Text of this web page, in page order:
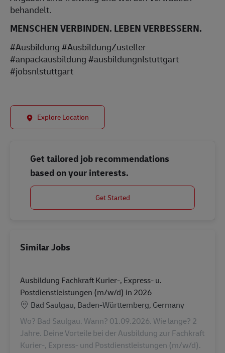
behandelt.
MENSCHEN VERBINDEN. LEBEN VERBESSERN.
#Ausbildung #AusbildungZusteller
#anpackausbildung #ausbildungnlstuttgart
#jobsnlstuttgart
Explore Location
Get tailored job recommendations
based on your interests.
Get Started
Similar Jobs
Ausbildung Fachkraft Kurier-, Express- u.
Postdienstleistungen (m/w/d) in 2026
Location
Bad Saulgau, Baden-Württemberg, Germany
Wo? Bad Saulgau. Wann? 01.09.2026. Wie lange? 2
Jahre. Deine Vorteile bei der Ausbildung zur Fachkraft
Kurier-, Express- und Postdienstleistungen (m/w/d).